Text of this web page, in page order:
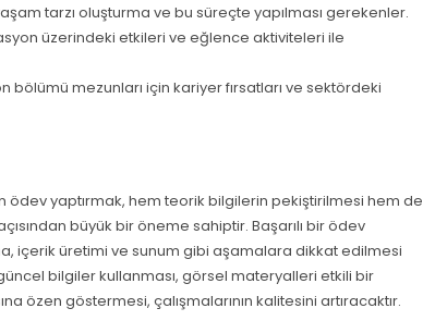
tarzı oluşturma ve bu süreçte yapılması gerekenler.
üzerindeki etkileri ve eğlence aktiviteleri ile
bölümü mezunları için kariyer fırsatları ve sektördeki
yaptırmak, hem teorik bilgilerin pekiştirilmesi hem de
büyük bir öneme sahiptir. Başarılı bir ödev
içerik üretimi ve sunum gibi aşamalara dikkat edilmesi
bilgiler kullanması, görsel materyalleri etkili bir
özen göstermesi, çalışmalarının kalitesini artıracaktır.